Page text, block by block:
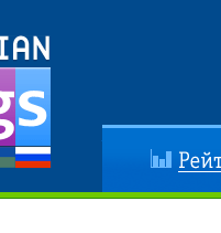
Рейтинг